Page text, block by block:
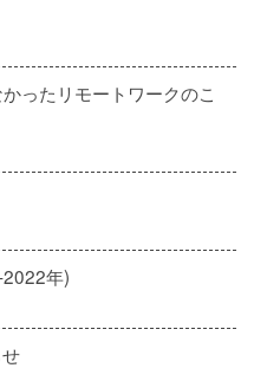
ったリモートワークのこ
年)